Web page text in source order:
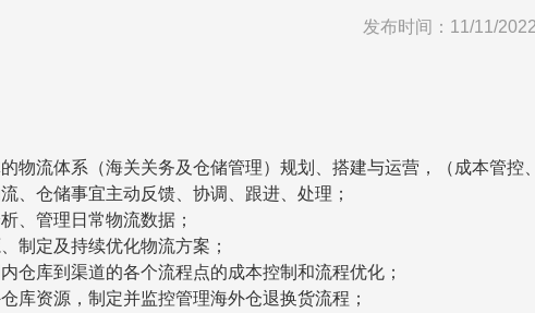
发布时间：11/11/2022
物流体系（海关关务及仓储管理）规划、搭建与运营，（成本管控
、仓储事宜主动反馈、协调、跟进、处理；
、管理日常物流数据；
制定及持续优化物流方案；
仓库到渠道的各个流程点的成本控制和流程优化；
库资源，制定并监控管理海外仓退换货流程；